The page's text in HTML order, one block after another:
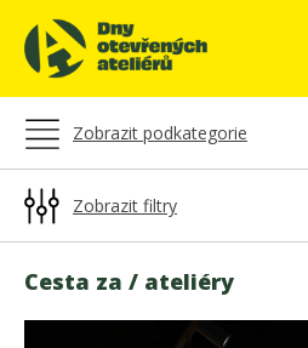
Zobrazit podkategorie
Zobrazit filtry
Cesta za / ateliéry